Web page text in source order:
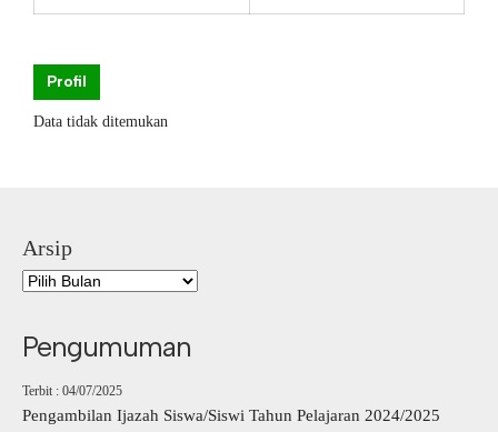
Profil
Data tidak ditemukan
Arsip
Pengumuman
Terbit : 04/07/2025
Pengambilan Ijazah Siswa/Siswi Tahun Pelajaran 2024/2025